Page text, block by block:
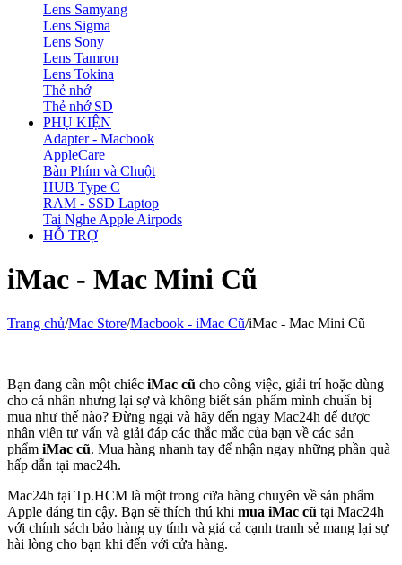
Lens Samyang
Lens Sigma
Lens Sony
Lens Tamron
Lens Tokina
Thẻ nhớ
Thẻ nhớ SD
PHỤ KIỆN
Adapter - Macbook
AppleCare
Bàn Phím và Chuột
HUB Type C
RAM - SSD Laptop
Tai Nghe Apple Airpods
HỖ TRỢ
iMac - Mac Mini Cũ
Trang chủ/Mac Store/Macbook - iMac Cũ/iMac - Mac Mini Cũ
Bạn đang cần một chiếc iMac cũ cho công việc, giải trí hoặc dùng
cho cá nhân nhưng lại sợ và không biết sản phẩm mình chuẩn bị
mua như thế nào? Đừng ngại và hãy đến ngay Mac24h để được
nhân viên tư vấn và giải đáp các thắc mắc của bạn về các sản
phẩm iMac cũ. Mua hàng nhanh tay để nhận ngay những phần quà
hấp dẫn tại mac24h.
Mac24h tại Tp.HCM là một trong cữa hàng chuyên về sản phẩm
Apple đáng tin cậy. Bạn sẽ thích thú khi mua iMac cũ tại Mac24h
với chính sách bảo hàng uy tính và giá cả cạnh tranh sẻ mang lại sự
hài lòng cho bạn khi đến với cửa hàng.